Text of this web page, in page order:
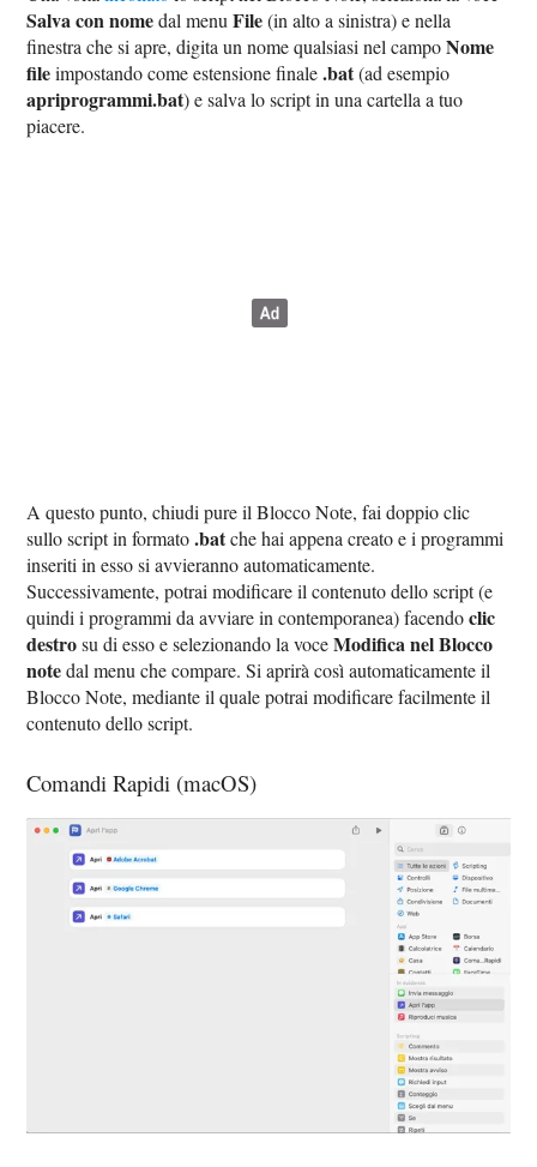
Salva con nomedal menuFile(in alto a sinistra) e nella
finestra che si apre, digita un nome qualsiasi nel campoNome
fileimpostando come estensione finale.bat(ad esempio
apriprogrammi.bat) e salva lo script in una cartella a tuo
piacere.
A questo punto, chiudi pure il Blocco Note, fai doppio clic
sullo script in formato.batche hai appena creato e i programmi
inseriti in esso si avvieranno automaticamente.
Successivamente, potrai modificare il contenuto dello script (e
quindi i programmi da avviare in contemporanea) facendoclic
destrosu di esso e selezionando la voceModifica nel Blocco
notedal menu che compare. Si aprirà così automaticamente il
Blocco Note, mediante il quale potrai modificare facilmente il
contenuto dello script.
Comandi Rapidi (macOS)